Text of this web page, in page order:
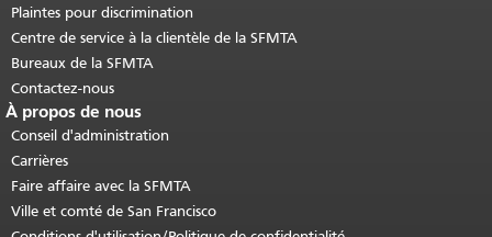
Plaintes pour discrimination
Centre de service à la clientèle de la SFMTA
Bureaux de la SFMTA
Contactez-nous
À propos de nous
Conseil d'administration
Carrières
Faire affaire avec la SFMTA
Ville et comté de San Francisco